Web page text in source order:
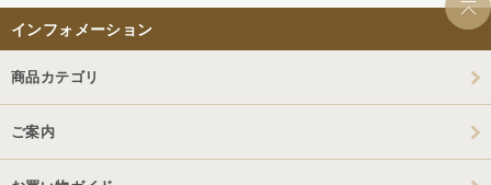
インフォメーション
商品カテゴリ
ご案内